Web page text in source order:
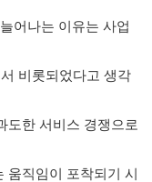
어나는 이유는 사업
비롯되었다고 생각
도한 서비스 경쟁으로
직임이 포착되기 시